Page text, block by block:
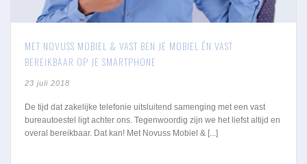
MET NOVUSS MOBIEL & VAST BEN JE MOBIEL ÉN VAST
BEREIKBAAR OP JE SMARTPHONE
23 juli 2018
De tijd dat zakelijke telefonie uitsluitend samenging met een vast
bureautoestel ligt achter ons. Tegenwoordig zijn we het liefst altijd en
overal bereikbaar. Dat kan! Met Novuss Mobiel & [...]